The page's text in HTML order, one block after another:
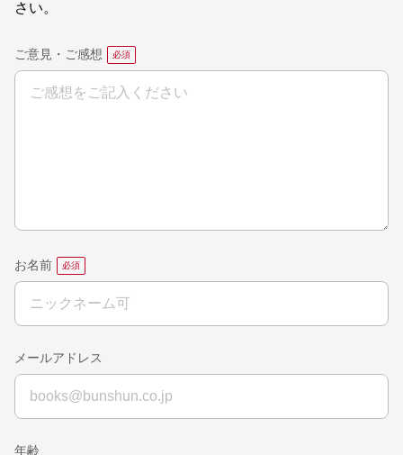
さい。
ご意見・ご感想
お名前
メールアドレス
年齢